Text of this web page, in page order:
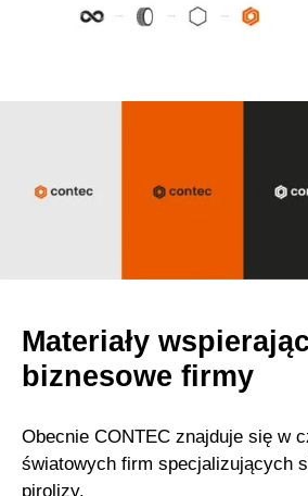
Materiały
biznesowe firmy
ObecnieCONTEC znajduje się w
światowych firm specjalizujących
pirolizy.